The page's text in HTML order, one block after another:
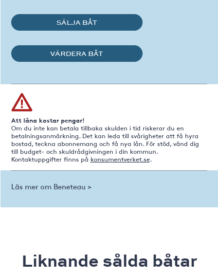
SÄLJA BÅT
VÄRDERA BÅT
Att låna kostar pengar!
Om du inte kan betala tillbaka skulden i tid riskerar du en
betalningsanmärkning. Det kan leda till svårigheter att få hyra
bostad, teckna abonnemang och få nya lån. För stöd, vänd dig
till budget- och skuldrådgivningen i din kommun.
Kontaktuppgifter finns på konsumentverket.se.
Läs mer om Beneteau >
Liknande sålda båtar